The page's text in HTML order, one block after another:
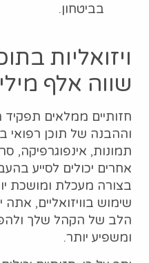
בביטחון.
ויזואליות
שווה אלף
חזותיים ממלאים
וההבנה של תוכן רפואי
תמונות, אינפוגרפיקה,
אחרים יכולים לסייע
בצורה מעכלת ומושכת
שימוש בוויזואליים,
הלב של הקהל שלך
ומשפיע יותר.